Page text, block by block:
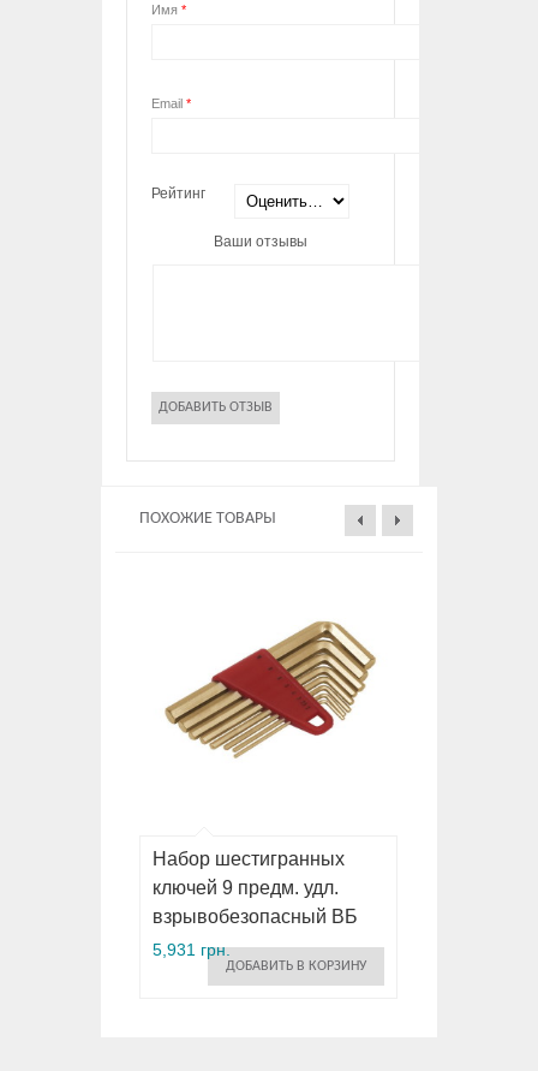
Имя *
Email *
Рейтинг
Ваши отзывы
ПОХОЖИЕ ТОВАРЫ
Набор шестигранных
ключей 9 предм. удл.
взрывобезопасный ВБ
5,931 грн.
ДОБАВИТЬ В КОРЗИНУ